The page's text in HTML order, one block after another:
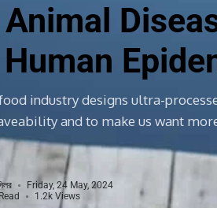
Human
industry designs ultra-
and to make us want
Friday, 24 May, 2024
1.2k Views